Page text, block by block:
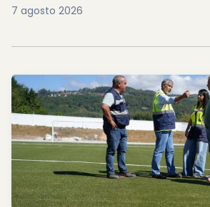
7 agosto 2026